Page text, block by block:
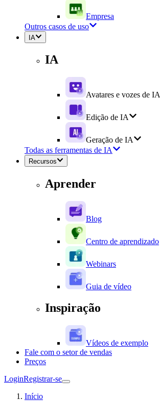
Empresa
Outros casos de uso
IA
IA
Avatares e vozes de IA
Edição de IA
Geração de IA
Todas as ferramentas de IA
Recursos
Aprender
Blog
Centro de aprendizado
Webinars
Guia de vídeo
Inspiração
Vídeos de exemplo
Fale com o setor de vendas
Preços
LoginRegistrar-se
Início